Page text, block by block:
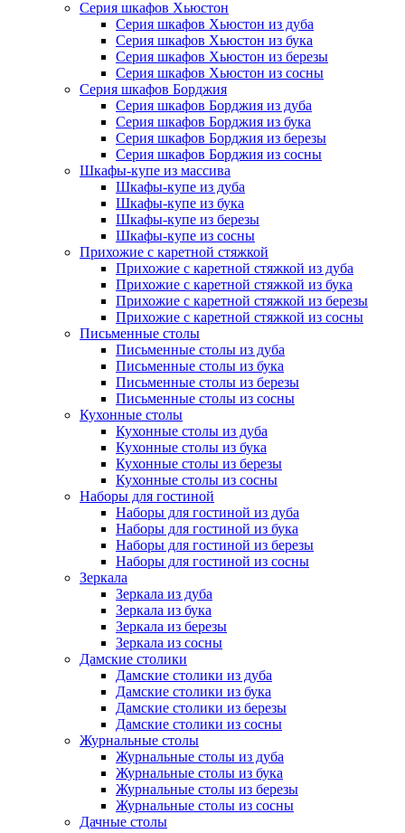
Серия шкафов Хьюстон
Серия шкафов Хьюстон из дуба
Серия шкафов Хьюстон из бука
Серия шкафов Хьюстон из березы
Серия шкафов Хьюстон из сосны
Серия шкафов Борджия
Серия шкафов Борджия из дуба
Серия шкафов Борджия из бука
Серия шкафов Борджия из березы
Серия шкафов Борджия из сосны
Шкафы-купе из массива
Шкафы-купе из дуба
Шкафы-купе из бука
Шкафы-купе из березы
Шкафы-купе из сосны
Прихожие с каретной стяжкой
Прихожие с каретной стяжкой из дуба
Прихожие с каретной стяжкой из бука
Прихожие с каретной стяжкой из березы
Прихожие с каретной стяжкой из сосны
Письменные столы
Письменные столы из дуба
Письменные столы из бука
Письменные столы из березы
Письменные столы из сосны
Кухонные столы
Кухонные столы из дуба
Кухонные столы из бука
Кухонные столы из березы
Кухонные столы из сосны
Наборы для гостиной
Наборы для гостиной из дуба
Наборы для гостиной из бука
Наборы для гостиной из березы
Наборы для гостиной из сосны
Зеркала
Зеркала из дуба
Зеркала из бука
Зеркала из березы
Зеркала из сосны
Дамские столики
Дамские столики из дуба
Дамские столики из бука
Дамские столики из березы
Дамские столики из сосны
Журнальные столы
Журнальные столы из дуба
Журнальные столы из бука
Журнальные столы из березы
Журнальные столы из сосны
Дачные столы